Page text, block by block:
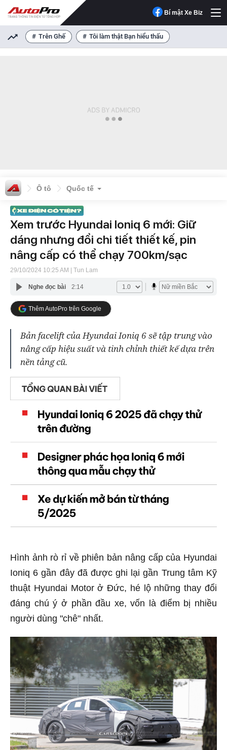
Bí mật Xe Biz
Trên Ghế Tôi làm thật Bạn hiểu thấu
Ô tô Quốc tế
Xem trước Hyundai Ioniq 6 mới: Giữ
dáng nhưng đổi chi tiết thiết kế, pin
nâng cấp có thể chạy 700km/sạc
29/10/2024 10:25 AM | Tun Lam
Nghe đọc bài 2:14
Thêm AutoPro trên Google
Bản facelift của Hyundai Ioniq 6 sẽ tập trung vào
nâng cấp hiệu suất và tinh chỉnh thiết kế dựa trên
nền tảng cũ.
Hình ảnh rò rỉ về phiên bản nâng cấp của Hyundai
Ioniq 6 gần đây đã được ghi lại gần Trung tâm Kỹ
thuật Hyundai Motor ở Đức, hé lộ những thay đổi
đáng chú ý ở phần đầu xe, vốn là điểm bị nhiều
người dùng "chê" nhất.